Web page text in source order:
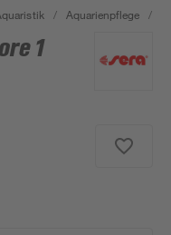
/ Aquarienpflege /
1